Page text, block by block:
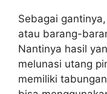
Sebagai
atau barang-
Nantinya hasil
melunasi utang
memiliki